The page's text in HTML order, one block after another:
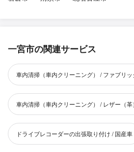
一宮市の関連サービス
車内清掃（車内クリーニング） / ファブリ
車内清掃（車内クリーニング） / レザー（
ドライブレコーダーの出張取り付け / 国産車